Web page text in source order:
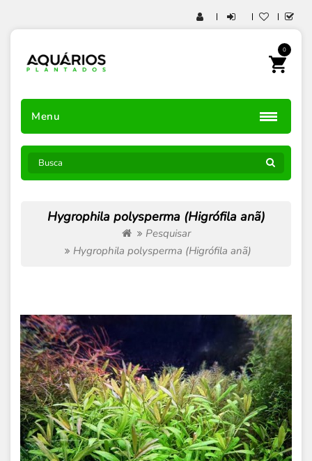
0
Menu
Hygrophila polysperma (Higrófila anã)
Pesquisar
Hygrophila polysperma (Higrófila anã)